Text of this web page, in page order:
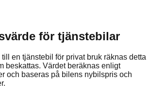
för tjänstebilar
en tjänstebil för privat bruk räknas detta
beskattas. Värdet beräknas enligt
och baseras på bilens nybilspris och